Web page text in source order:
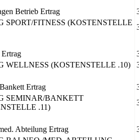
Betrieb Ertrag
SPORT/FITNESS (KOSTENSTELLE
Ertrag
WELLNESS (KOSTENSTELLE .10)
Ertrag
SEMINAR/BANKETT
.11)
Abteilung Ertrag